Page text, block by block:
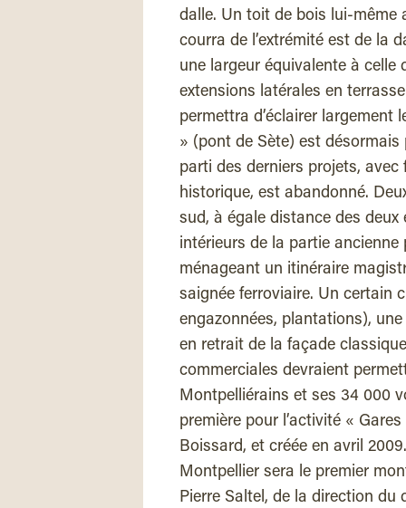
dalle. Un toit de bois lui-même
courra de l’extrémité est de la
une largeur équivalente à celle
extensions latérales en
permettra d’éclairer largement
» (pont de Sète) est désormais
parti des derniers projets,
historique, est abandonné.
sud, à égale distance des
intérieurs de la partie
ménageant un itinéraire
saignée ferroviaire. Un certain
engazonnées, plantations),
en retrait de la façade
commerciales devraient
Montpelliérains et ses 34 000
première pour l’activité «
Boissard, et créée en avril
Montpellier sera le premier
Pierre Saltel, de la direction du